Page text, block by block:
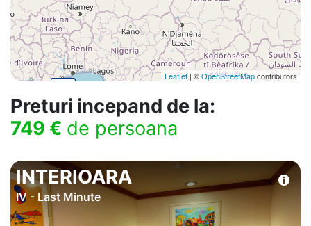
Leaflet | ©OpenStreetMapcontributors
Preturi incepand de la:
749 € de persoana
INTERIOARA
IV - Last Minute